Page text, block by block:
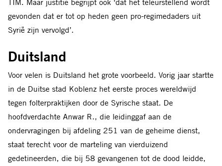
gevonden dat er tot op heden geen pro-regimedaders uit
Syrië zijn vervolgd’.
Duitsland
Voor velen is Duitsland het grote voorbeeld. Vorig jaar startte
in de Duitse stad Koblenz het eerste proces wereldwijd
tegen folterpraktijken door de Syrische staat. De
hoofdverdachte Anwar R., die leidinggaf aan de
ondervragingen bij afdeling 251 van de geheime dienst,
staat terecht voor de marteling van vierduizend
gedetineerden, die bij 58 gevangenen tot de dood leidde,